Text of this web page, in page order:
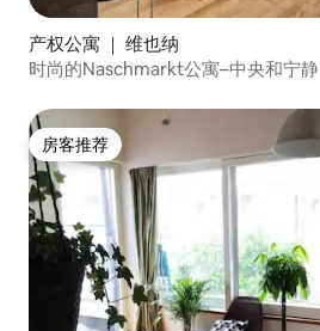
产权公寓 ｜ 维也纳
时尚的Naschmarkt公寓–中央和宁静
房客推荐
房客推荐